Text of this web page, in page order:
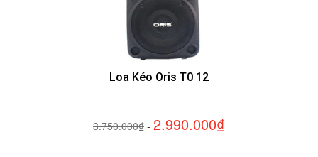
Loa Kéo Oris T0 12
3.750.000₫ - 2.990.000₫